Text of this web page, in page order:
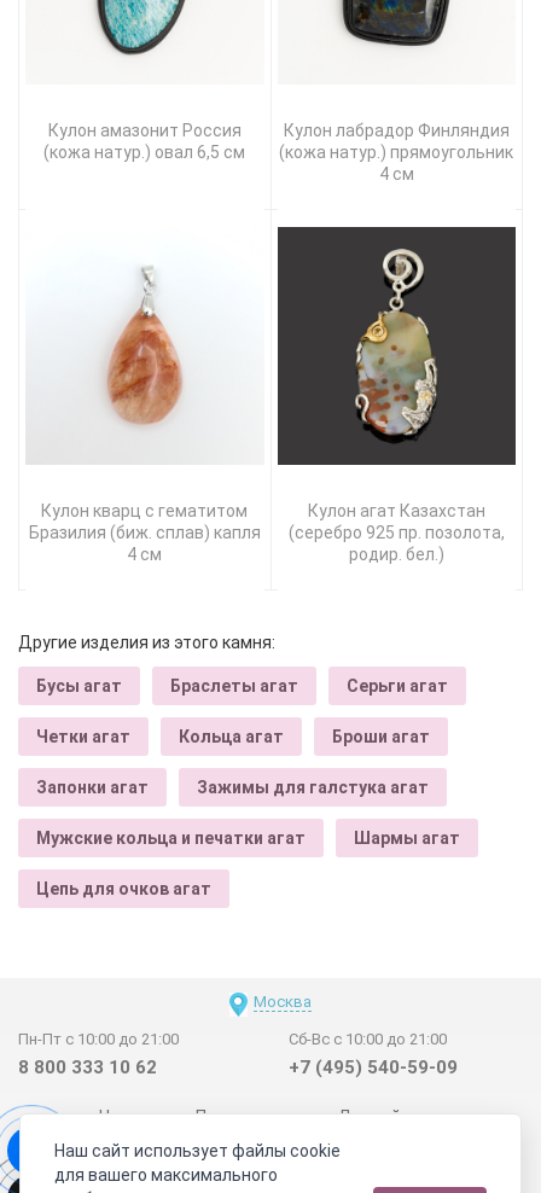
Кулон амазонит Россия
(кожа натур.) овал 6,5 см
Кулон лабрадор Финляндия
(кожа натур.) прямоугольник
4 см
Кулон кварц с гематитом
Бразилия (биж. сплав) капля
4 см
Кулон агат Казахстан
(серебро 925 пр. позолота,
родир. бел.)
Другие изделия из этого камня:
Бусы агат Браслеты агат Серьги агат
Четки агат Кольца агат Броши агат
Запонки агат Зажимы для галстука агат
Мужские кольца и печатки агат Шармы агат
Цепь для очков агат
Москва
Пн-Пт с 10:00 до 21:00
8 800 333 10 62
Сб-Вс с 10:00 до 21:00
+7 (495) 540-59-09
Новинки Поставщикам
Личный счет
Договор-оферта
О нас
Наши магазины
Отзывы покупателей
Сертификаты Статьи
Наш сайт использует файлы cookie
для вашего максимального